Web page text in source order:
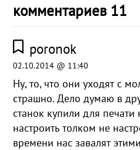
комментариев 11
poronok
02.10.2014 @ 11:40
Ну, то, что они уходят с
страшно. Дело думаю в
станок купили для
настроить толком не
времени нас завалят